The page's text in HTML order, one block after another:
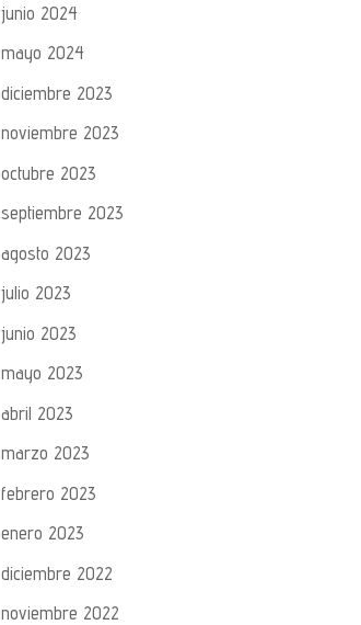
junio 2024
mayo 2024
diciembre 2023
noviembre 2023
octubre 2023
septiembre 2023
agosto 2023
julio 2023
junio 2023
mayo 2023
abril 2023
marzo 2023
febrero 2023
enero 2023
diciembre 2022
noviembre 2022